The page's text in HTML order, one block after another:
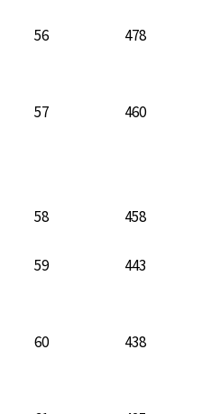
56 478
57 460
58 458
59 443
60 438